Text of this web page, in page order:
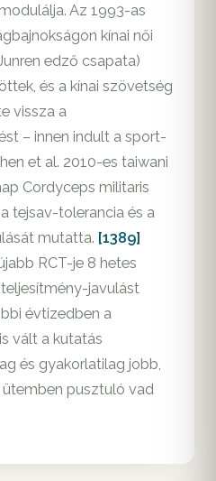
Az 1993-as
kínai női
edző csapata)
és a kínai szövetség
vissza a
– innen indult a sport-
et al. 2010-es taiwani
Cordyceps militaris
tejsav-tolerancia és a
mutatta. [1389]
RCT-je 8 hetes
javulást
évtizedben a
vált a kutatás
és gyakorlatilag jobb,
pusztuló vad